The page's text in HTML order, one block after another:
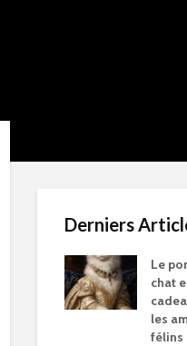
Derniers
Le
chat
les
félins